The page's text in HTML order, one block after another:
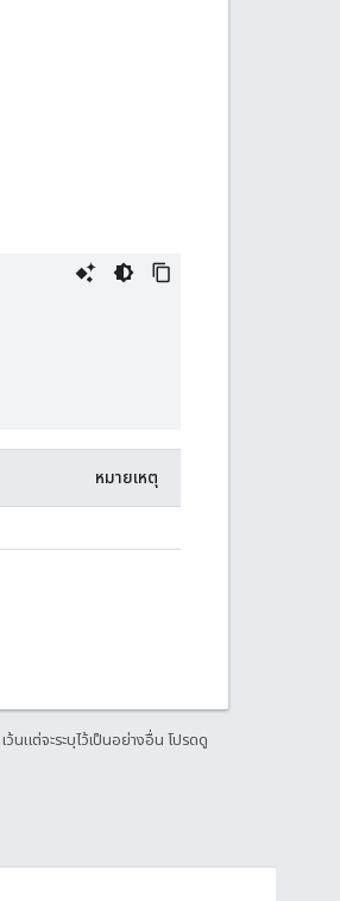
หมายเหตุ
เว้นแต่จะระบุไว้เป็นอย่างอื่น โปรดดู